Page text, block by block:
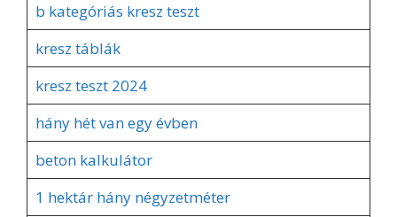
b kategóriás kresz teszt
kresz táblák
kresz teszt 2024
hány hét van egy évben
beton kalkulátor
1 hektár hány négyzetméter